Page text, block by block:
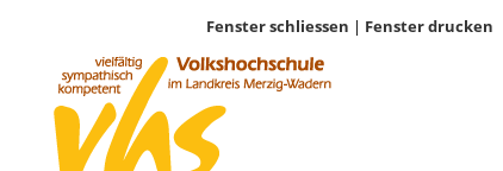
Fenster schliessen | Fenster drucken